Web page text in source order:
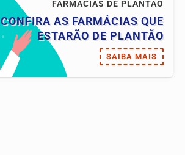
FARMÁCIAS DE PLANTÃO
CONFIRA AS FARMÁCIAS QUE
ESTARÃO DE PLANTÃO
SAIBA MAIS